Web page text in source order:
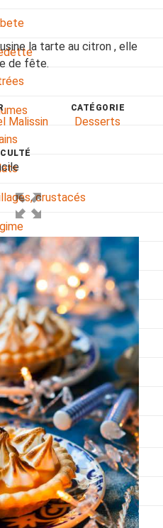
crustacés
gluten
sel
termes de cuisine
du vin
la tarte au citron , elle
de fête.
Malissin
CATÉGORIE
Desserts